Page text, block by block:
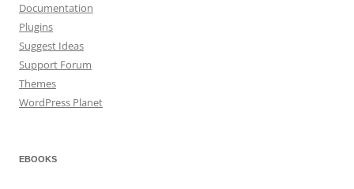
Documentation
Plugins
Suggest Ideas
Support Forum
Themes
WordPress Planet
EBOOKS